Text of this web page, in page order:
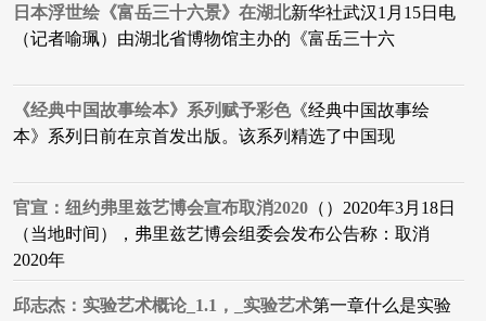
日本浮世绘《富岳三十六景》在湖北新华社武汉1月15日电
（记者喻珮）由湖北省博物馆主办的《富岳三十六
《经典中国故事绘本》系列赋予彩色《经典中国故事绘
本》系列日前在京首发出版。该系列精选了中国现
官宣：纽约弗里兹艺博会宣布取消2020 （）2020年3月18日
（当地时间），弗里兹艺博会组委会发布公告称：取消
2020年
邱志杰：实验艺术概论_1.1，_实验艺术第一章什么是实验